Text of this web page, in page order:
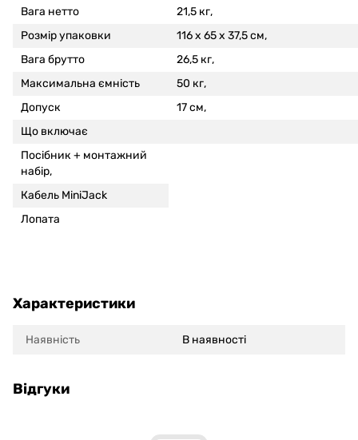
Вага нетто
21,5 кг,
Розмір упаковки
116 x 65 x 37,5 см,
Вага брутто
26,5 кг,
Максимальна ємність
50 кг,
Допуск
17 см,
Що включає
Посібник + монтажний
набір,
Кабель MiniJack
Лопата
Характеристики
Наявність В наявності
Відгуки